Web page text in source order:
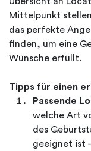
Mittelpunkt
das perfekte
finden, um eine
Wünsche erfüllt.
Tipps für einen
Passende
welche Art
des
geeignet ist